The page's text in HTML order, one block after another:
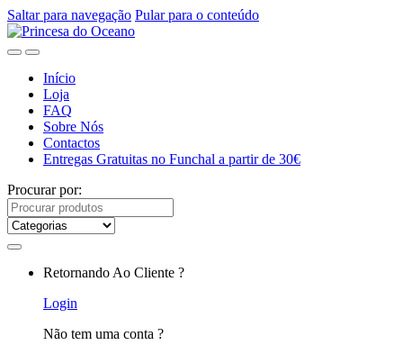
Saltar para navegação Pular para o conteúdo
Início
Loja
FAQ
Sobre Nós
Contactos
Entregas Gratuitas no Funchal a partir de 30€
Procurar por:
Retornando Ao Cliente ?
Login
Não tem uma conta ?